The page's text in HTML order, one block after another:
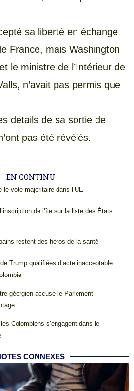
sa liberté en échange
France, mais Washington
le ministre de l’Intérieur de
n’avait pas permis que
détails de sa sortie de
pas été révélés.
EN CONTINU
le vote majoritaire dans l’UE
de l’île sur la liste des États
restent des héros de la santé
Trump qualifiées d’acte inacceptable
géorgien accuse le Parlement
Colombiens s’engagent dans le
CONNEXES